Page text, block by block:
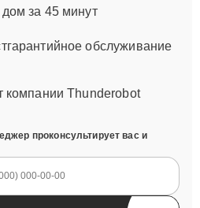
за 45 минут
обслуживание
компании Thunderobot
проконсультирует вас и